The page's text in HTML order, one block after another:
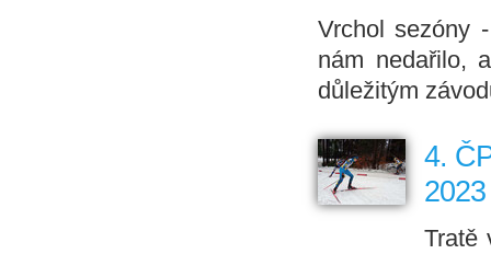
Vrchol sezóny
nám nedařilo,
důležitým
4.
2023
Tratě